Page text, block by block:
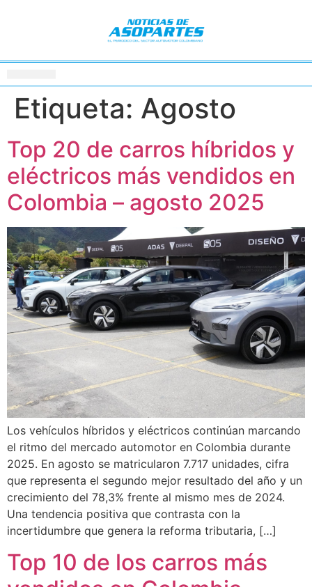
Etiqueta: Agosto
Top 20 de carros híbridos y
eléctricos más vendidos en
Colombia – agosto 2025
Los vehículos híbridos y eléctricos continúan marcando
el ritmo del mercado automotor en Colombia durante
2025. En agosto se matricularon 7.717 unidades, cifra
que representa el segundo mejor resultado del año y un
crecimiento del 78,3% frente al mismo mes de 2024.
Una tendencia positiva que contrasta con la
incertidumbre que genera la reforma tributaria, […]
Top 10 de los carros más